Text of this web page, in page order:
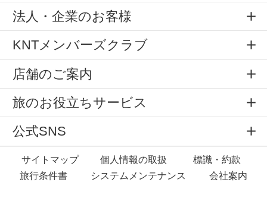
法人・企業のお客様
KNTメンバーズクラブ
店舗のご案内
旅のお役立ちサービス
公式SNS
サイトマップ 個人情報の取扱
標識・約款
旅行条件書
システムメンテナンス 会社案内